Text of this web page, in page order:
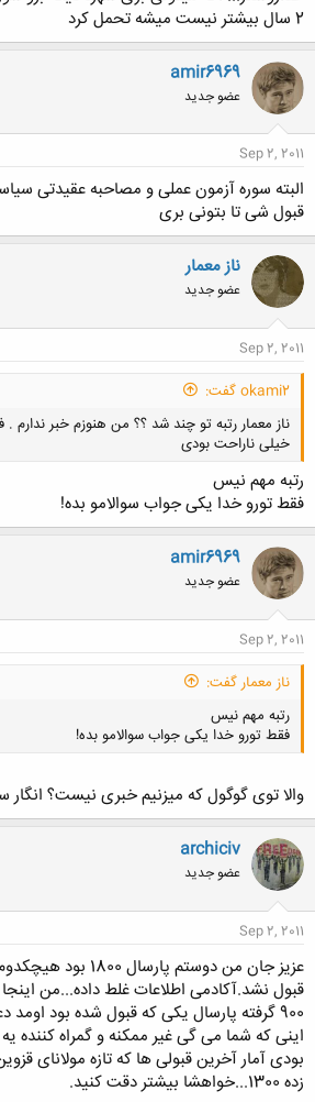
2 سال بیشتر نیست میشه تحمل کرد
amir6969
عضو جدید
Sep 2, 2011
البته سوره آزمون عملی و مصاحبه عقیدتی
قبول شی تا بتونی بری
ناز معمار
عضو جدید
Sep 2, 2011
okami2 گفت:
ناز معمار رتبه تو چند شد ؟؟ من هنوزم خبر ندارم
خیلی ناراحت بودی
رتبه مهم نیس
فقط تورو خدا یکی جواب سوالامو بده!
amir6969
عضو جدید
Sep 2, 2011
ناز معمار گفت:
رتبه مهم نیس
فقط تورو خدا یکی جواب سوالامو بده!
والا توی گوگول که میزنیم خبری نیست؟
archiciv
عضو جدید
Sep 2, 2011
عزیز جان من دوستم
قبول نشد.آکادمی اطلاعات غلط داده...من
اینی که شما می گی غیر ممکنه و گمراه کننده
بودی آمار آخرین قبولی ها که تازه مولانای
زده 1300...خواهشا بیشتر دقت کنید.